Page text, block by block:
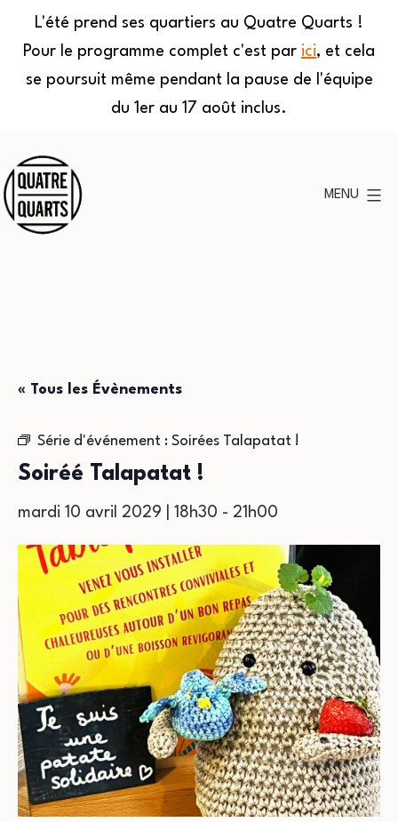
L'été prend ses quartiers au Quatre Quarts !
Pour le programme complet c'est par ici, et cela
se poursuit même pendant la pause de l'équipe
du 1er au 17 août inclus.
au
contenu
MENU
« Tous les Évènements
Série d'événement : Soirées Talapatat !
Soiréé Talapatat !
mardi 10 avril 2029 | 18h30 - 21h00